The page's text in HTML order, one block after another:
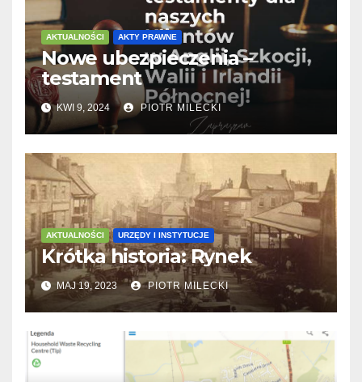
AKTUALNOŚCI AKTY PRAWNE
Nowe ubezpieczenia –
testament
KWI 9, 2024 PIOTR MILECKI
AKTUALNOŚCI URZĘDY I INSTYTUCJE
Krótka historia: Rynek
MAJ 19, 2023 PIOTR MILECKI